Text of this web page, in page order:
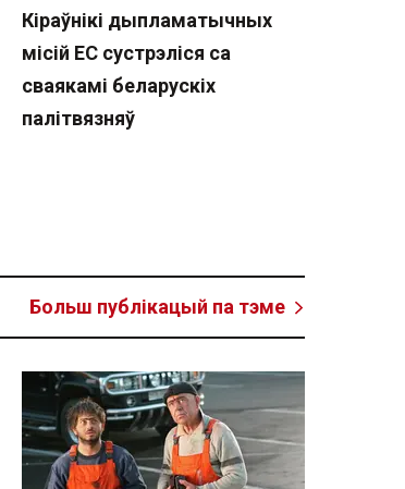
Кіраўнікі дыпламатычных
місій ЕС сустрэліся са
сваякамі беларускіх
палітвязняў
Больш публікацый па тэме